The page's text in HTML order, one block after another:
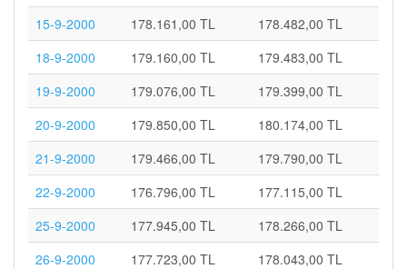
15-9-2000
178.161,00 TL
178.482,00 TL
18-9-2000
179.160,00 TL
179.483,00 TL
19-9-2000
179.076,00 TL
179.399,00 TL
20-9-2000
179.850,00 TL
180.174,00 TL
21-9-2000
179.466,00 TL
179.790,00 TL
22-9-2000
176.796,00 TL
177.115,00 TL
25-9-2000
177.945,00 TL
178.266,00 TL
26-9-2000
177.723,00 TL
178.043,00 TL